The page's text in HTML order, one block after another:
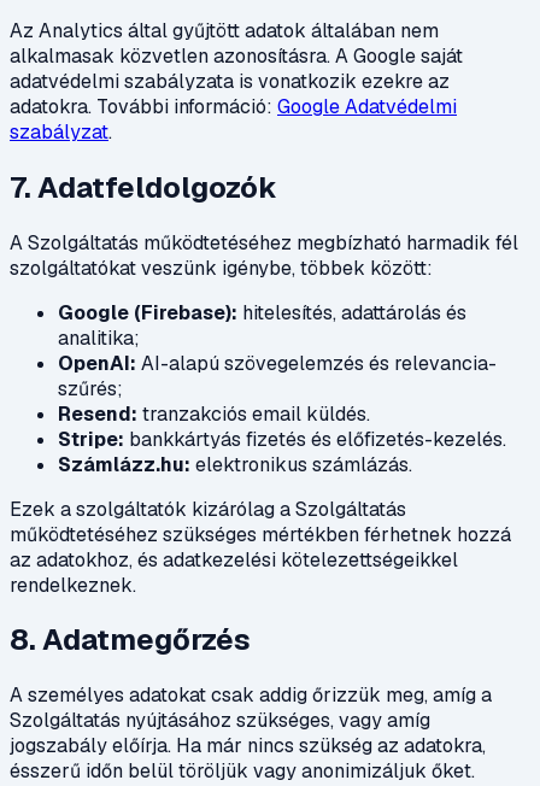
Az Analytics által gyűjtött adatok általában nem
alkalmasak közvetlen azonosításra. A Google saját
adatvédelmi szabályzata is vonatkozik ezekre az
adatokra. További információ: Google Adatvédelmi
szabályzat.
7. Adatfeldolgozók
A Szolgáltatás működtetéséhez megbízható harmadik fél
szolgáltatókat veszünk igénybe, többek között:
Google (Firebase): hitelesítés, adattárolás és
analitika;
OpenAI: AI-alapú szövegelemzés és relevancia-
szűrés;
Resend: tranzakciós email küldés.
Stripe: bankkártyás fizetés és előfizetés-kezelés.
Számlázz.hu: elektronikus számlázás.
Ezek a szolgáltatók kizárólag a Szolgáltatás
működtetéséhez szükséges mértékben férhetnek hozzá
az adatokhoz, és adatkezelési kötelezettségeikkel
rendelkeznek.
8. Adatmegőrzés
A személyes adatokat csak addig őrizzük meg, amíg a
Szolgáltatás nyújtásához szükséges, vagy amíg
jogszabály előírja. Ha már nincs szükség az adatokra,
ésszerű időn belül töröljük vagy anonimizáljuk őket.